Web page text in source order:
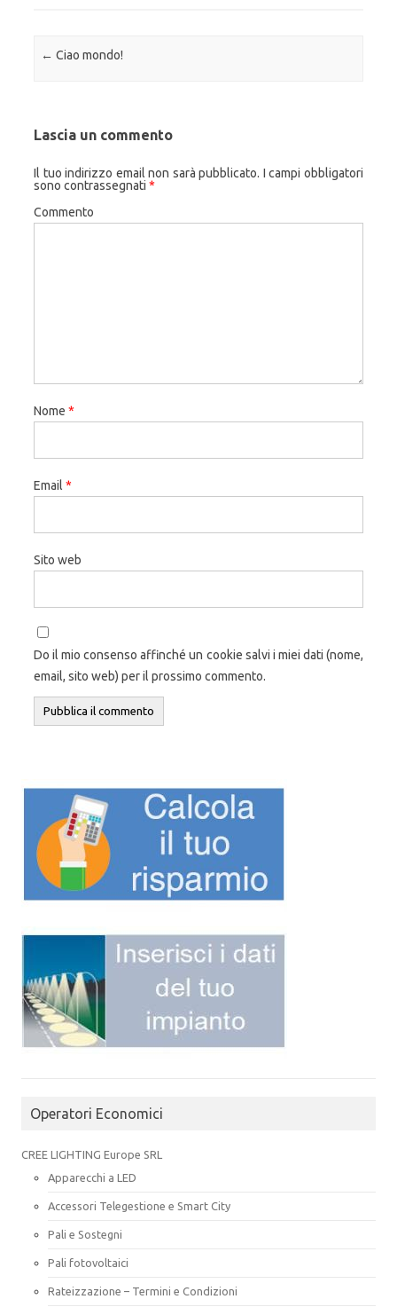
Navigazione articolo
← Ciao mondo!
Lascia un commento
Il tuo indirizzo email non sarà pubblicato. I campi obbligatori
sono contrassegnati *
Commento
Nome *
Email *
Sito web
Do il mio consenso affinché un cookie salvi i miei dati (nome,
email, sito web) per il prossimo commento.
Operatori Economici
CREE LIGHTING Europe SRL
Apparecchi a LED
Accessori Telegestione e Smart City
Pali e Sostegni
Pali fotovoltaici
Rateizzazione – Termini e Condizioni